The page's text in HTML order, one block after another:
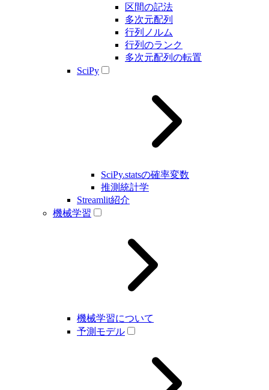
区間の記法
多次元配列
行列ノルム
行列のランク
多次元配列の転置
SciPy
SciPy.statsの確率変数
推測統計学
Streamlit紹介
機械学習
機械学習について
予測モデル